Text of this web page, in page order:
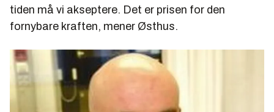
tiden må vi akseptere. Det er prisen for den
fornybare kraften, mener Østhus.